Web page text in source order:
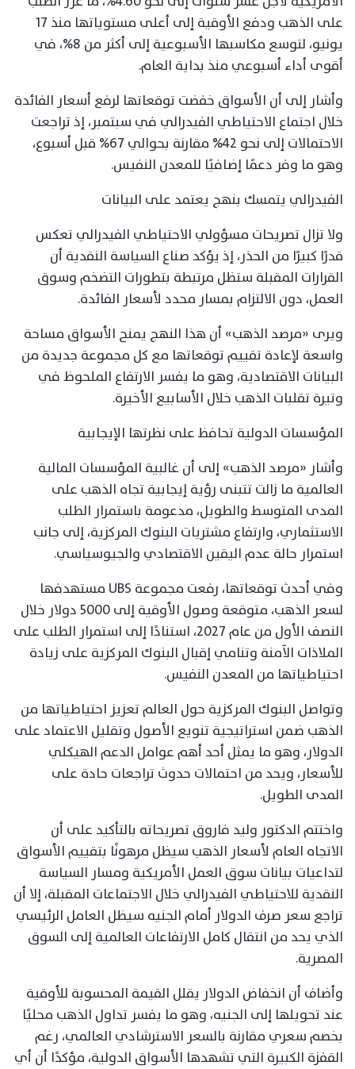
على الذهب ودفع الأوقية إلى أعلى مستوياتها منذ 17
يونيو، لتوسع مكاسبها الأسبوعية إلى أكثر من 8%، في
أقوى أداء أسبوعي منذ بداية العام.
وأشار إلى أن الأسواق خفضت توقعاتها لرفع أسعار الفائدة
خلال اجتماع الاحتياطي الفيدرالي في سبتمبر، إذ تراجعت
الاحتمالات إلى نحو 42% مقارنة بحوالي 67% قبل أسبوع،
وهو ما وفر دعمًا إضافيًا للمعدن النفيس.
الفيدرالي يتمسك بنهج يعتمد على البيانات
ولا تزال تصريحات مسؤولي الاحتياطي الفيدرالي تعكس
قدرًا كبيرًا من الحذر، إذ يؤكد صناع السياسة النقدية أن
القرارات المقبلة ستظل مرتبطة بتطورات التضخم وسوق
العمل، دون الالتزام بمسار محدد لأسعار الفائدة.
ويرى «مرصد الذهب» أن هذا النهج يمنح الأسواق مساحة
واسعة لإعادة تقييم توقعاتها مع كل مجموعة جديدة من
البيانات الاقتصادية، وهو ما يفسر الارتفاع الملحوظ في
وتيرة تقلبات الذهب خلال الأسابيع الأخيرة.
المؤسسات الدولية تحافظ على نظرتها الإيجابية
وأشار «مرصد الذهب» إلى أن غالبية المؤسسات المالية
العالمية ما زالت تتبنى رؤية إيجابية تجاه الذهب على
المدى المتوسط والطويل، مدعومة باستمرار الطلب
الاستثماري، وارتفاع مشتريات البنوك المركزية، إلى جانب
استمرار حالة عدم اليقين الاقتصادي والجيوسياسي.
وفي أحدث توقعاتها، رفعت مجموعة UBS مستهدفها
لسعر الذهب، متوقعة وصول الأوقية إلى 5000 دولار خلال
النصف الأول من عام 2027، استنادًا إلى استمرار الطلب على
الملاذات الآمنة وتنامي إقبال البنوك المركزية على زيادة
احتياطياتها من المعدن النفيس.
وتواصل البنوك المركزية حول العالم تعزيز احتياطياتها من
الذهب ضمن استراتيجية تنويع الأصول وتقليل الاعتماد على
الدولار، وهو ما يمثل أحد أهم عوامل الدعم الهيكلي
للأسعار، ويحد من احتمالات حدوث تراجعات حادة على
المدى الطويل.
واختتم الدكتور وليد فاروق تصريحاته بالتأكيد على أن
الاتجاه العام لأسعار الذهب سيظل مرهونًا بتقييم الأسواق
لتداعيات بيانات سوق العمل الأمريكية ومسار السياسة
النقدية للاحتياطي الفيدرالي خلال الاجتماعات المقبلة، إلا أن
تراجع سعر صرف الدولار أمام الجنيه سيظل العامل الرئيسي
الذي يحد من انتقال كامل الارتفاعات العالمية إلى السوق
المصرية.
وأضاف أن انخفاض الدولار يقلل القيمة المحسوبة للأوقية
عند تحويلها إلى الجنيه، وهو ما يفسر تداول الذهب محليًا
بخصم سعري مقارنة بالسعر الاسترشادي العالمي، رغم
القفزة الكبيرة التي تشهدها الأسواق الدولية، مؤكدًا أن أي